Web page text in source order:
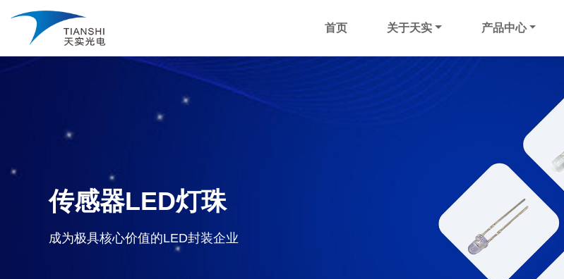
首页 关于天实 产品中心
传感器LED灯珠
成为极具核心价值的LED封装企业